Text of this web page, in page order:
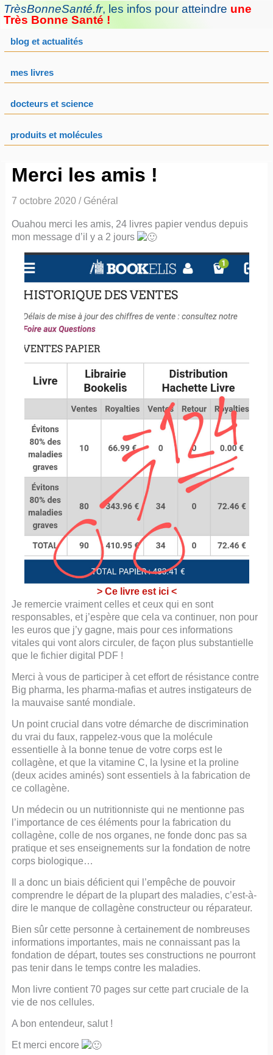
Aller
au
TrèsBonneSanté.fr, les infos pour atteindre une
Très Bonne Santé !
blog et actualités
mes livres
docteurs et science
produits et molécules
Merci les amis !
7 octobre 2020 / Général
Ouahou merci les amis, 24 livres papier vendus depuis
mon message d’il y a 2 jours
> Ce livre est ici <
Je remercie vraiment celles et ceux qui en sont
responsables, et j’espère que cela va continuer, non pour
les euros que j’y gagne, mais pour ces informations
vitales qui vont alors circuler, de façon plus substantielle
que le fichier digital PDF !
Merci à vous de participer à cet effort de résistance contre
Big pharma, les pharma-mafias et autres instigateurs de
la mauvaise santé mondiale.
Un point crucial dans votre démarche de discrimination
du vrai du faux, rappelez-vous que la molécule
essentielle à la bonne tenue de votre corps est le
collagène, et que la vitamine C, la lysine et la proline
(deux acides aminés) sont essentiels à la fabrication de
ce collagène.
Un médecin ou un nutritionniste qui ne mentionne pas
l’importance de ces éléments pour la fabrication du
collagène, colle de nos organes, ne fonde donc pas sa
pratique et ses enseignements sur la fondation de notre
corps biologique…
Il a donc un biais déficient qui l’empêche de pouvoir
comprendre le départ de la plupart des maladies, c’est-à-
dire le manque de collagène constructeur ou réparateur.
Bien sûr cette personne à certainement de nombreuses
informations importantes, mais ne connaissant pas la
fondation de départ, toutes ses constructions ne pourront
pas tenir dans le temps contre les maladies.
Mon livre contient 70 pages sur cette part cruciale de la
vie de nos cellules.
A bon entendeur, salut !
Et merci encore